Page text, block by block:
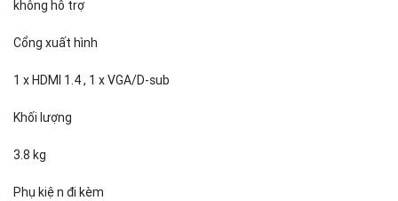
không hỗ trợ
Cổng xuất hình
1 x HDMI 1.4 , 1 x VGA/D-sub
Khối lượng
3.8 kg
Phụ kiện đi kèm